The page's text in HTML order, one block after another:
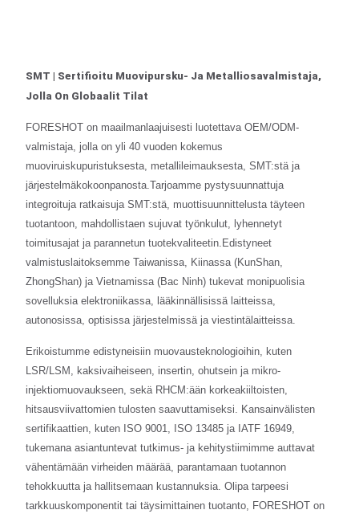
SMT | Sertifioitu Muovipursku- Ja Metalliosavalmistaja,
Jolla On Globaalit Tilat
FORESHOT on maailmanlaajuisesti luotettava OEM/ODM-
valmistaja, jolla on yli 40 vuoden kokemus
muoviruiskupuristuksesta, metallileimauksesta, SMT:stä ja
järjestelmäkokoonpanosta.Tarjoamme pystysuunnattuja
integroituja ratkaisuja SMT:stä, muottisuunnittelusta täyteen
tuotantoon, mahdollistaen sujuvat työnkulut, lyhennetyt
toimitusajat ja parannetun tuotekvaliteetin.Edistyneet
valmistuslaitoksemme Taiwanissa, Kiinassa (KunShan,
ZhongShan) ja Vietnamissa (Bac Ninh) tukevat monipuolisia
sovelluksia elektroniikassa, lääkinnällisissä laitteissa,
autonosissa, optisissa järjestelmissä ja viestintälaitteissa.
Erikoistumme edistyneisiin muovausteknologioihin, kuten
LSR/LSM, kaksivaiheiseen, insertin, ohutsein ja mikro-
injektiomuovaukseen, sekä RHCM:ään korkeakiiltoisten,
hitsausviivattomien tulosten saavuttamiseksi. Kansainvälisten
sertifikaattien, kuten ISO 9001, ISO 13485 ja IATF 16949,
tukemana asiantuntevat tutkimus- ja kehitystiimimme auttavat
vähentämään virheiden määrää, parantamaan tuotannon
tehokkuutta ja hallitsemaan kustannuksia. Olipa tarpeesi
tarkkuuskomponentit tai täysimittainen tuotanto, FORESHOT on